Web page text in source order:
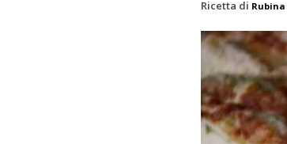
Ricetta di Rubina